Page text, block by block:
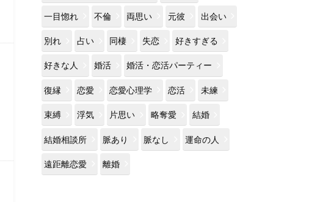
一目惚れ 不倫 両思い 元彼 出会い
別れ 占い 同棲 失恋 好きすぎる
好きな人 婚活 婚活・恋活パーティー
復縁 恋愛 恋愛心理学 恋活 未練
束縛 浮気 片思い 略奪愛 結婚
結婚相談所 脈あり 脈なし 運命の人
遠距離恋愛 離婚